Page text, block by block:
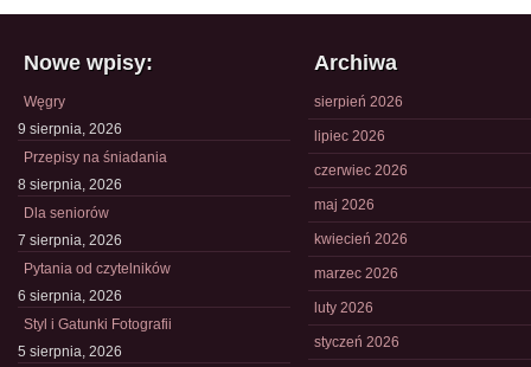
Nowe wpisy:
Węgry
9 sierpnia, 2026
Przepisy na śniadania
8 sierpnia, 2026
Dla seniorów
7 sierpnia, 2026
Pytania od czytelników
6 sierpnia, 2026
Styl i Gatunki Fotografii
5 sierpnia, 2026
Archiwa
sierpień 2026
lipiec 2026
czerwiec 2026
maj 2026
kwiecień 2026
marzec 2026
luty 2026
styczeń 2026